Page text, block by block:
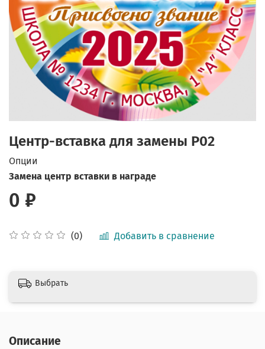
Центр-вставка для замены P02
(0) Добавить в сравнение
Опции
Замена центр вставки в награде
0 ₽
Выбрать
Описание